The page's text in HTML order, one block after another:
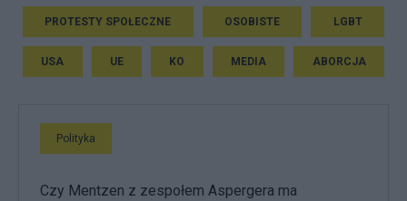
PROTESTY SPOŁECZNE OSOBISTE LGBT
USA UE KO MEDIA ABORCJA
Polityka
Czy Mentzen z zespołem Aspergera ma